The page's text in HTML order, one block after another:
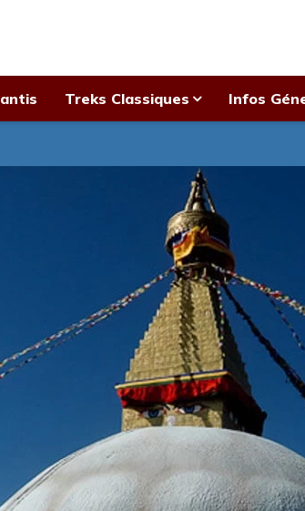
Treks Classiques Infos